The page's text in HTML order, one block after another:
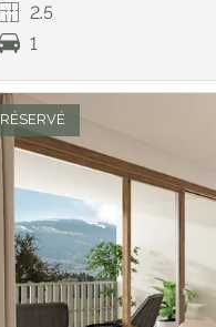
2.5
1
RÉSERVÉ